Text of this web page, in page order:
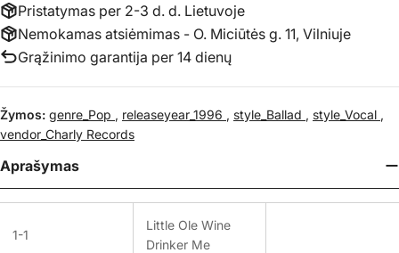
Pristatymas per 2-3 d. d. Lietuvoje
Nemokamas atsiėmimas - O. Miciūtės g. 11, Vilniuje
Grąžinimo garantija per 14 dienų
Žymos: genre_Pop , releaseyear_1996 , style_Ballad , style_Vocal ,
vendor_Charly Records
Aprašymas
1-1
Little Ole Wine
Drinker Me